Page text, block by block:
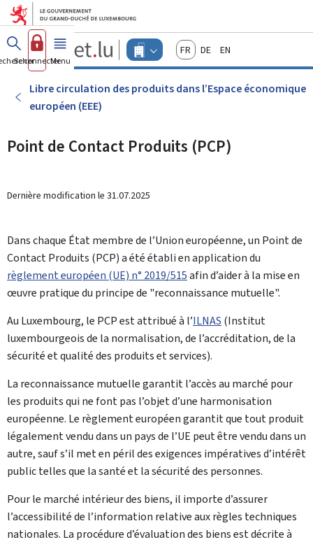
Aller au menu principal
Aller au contenu
Guichet.lu
Changer
d'espace
Menu
FrançaisDeutschEnglish
Se connecterMenu principal
Libre circulation des produits dans l’Espace économique
européen (EEE)
Point de Contact Produits (PCP)
Dernière modification le 31.07.2025
Dans chaque État membre de l’Union européenne, un Point de
Contact Produits (PCP) a été établi en application du
règlement européen (UE) n° 2019/515afin d’aider à la mise en
œuvre pratique du principe de "reconnaissance mutuelle".
Au Luxembourg, le PCP est attribué à l’ILNAS (Institut
luxembourgeois de la normalisation, de l’accréditation, de la
sécurité et qualité des produits et services).
La reconnaissance mutuelle garantit l’accès au marché pour
les produits qui ne font pas l’objet d’une harmonisation
européenne. Le règlement européen garantit que tout produit
légalement vendu dans un pays de l’UE peut être vendu dans un
autre, sauf s’il met en péril des exigences impératives d’intérêt
public telles que la santé et la sécurité des personnes.
Pour le marché intérieur des biens, il importe d’assurer
l’accessibilité de l’information relative aux règles techniques
nationales. La procédure d’évaluation des biens est décrite à